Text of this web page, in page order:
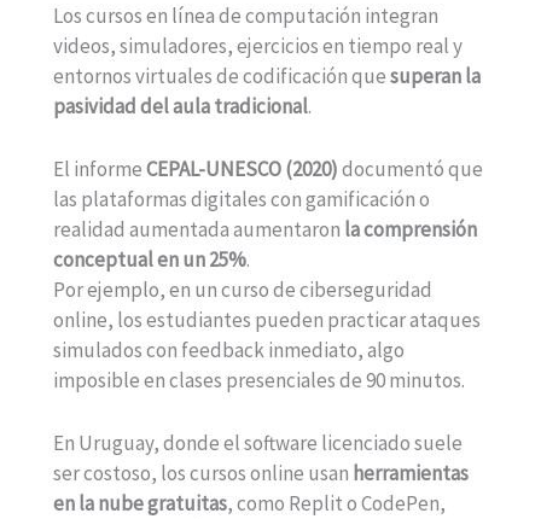
Los cursos en línea de computación integran
videos, simuladores, ejercicios en tiempo real y
entornos virtuales de codificación quesuperan la
pasividad del aula tradicional.
El informeCEPAL-UNESCO (2020)documentó que
las plataformas digitales con gamificación o
realidad aumentada aumentaron la comprensión
conceptual en un 25%.
Por ejemplo, en un curso de ciberseguridad
online, los estudiantes pueden practicar ataques
simulados con feedback inmediato, algo
imposible en clases presenciales de 90 minutos.
En Uruguay, donde el software licenciado suele
ser costoso, los cursos online usan herramientas
en la nube gratuitas, como Replit o CodePen,